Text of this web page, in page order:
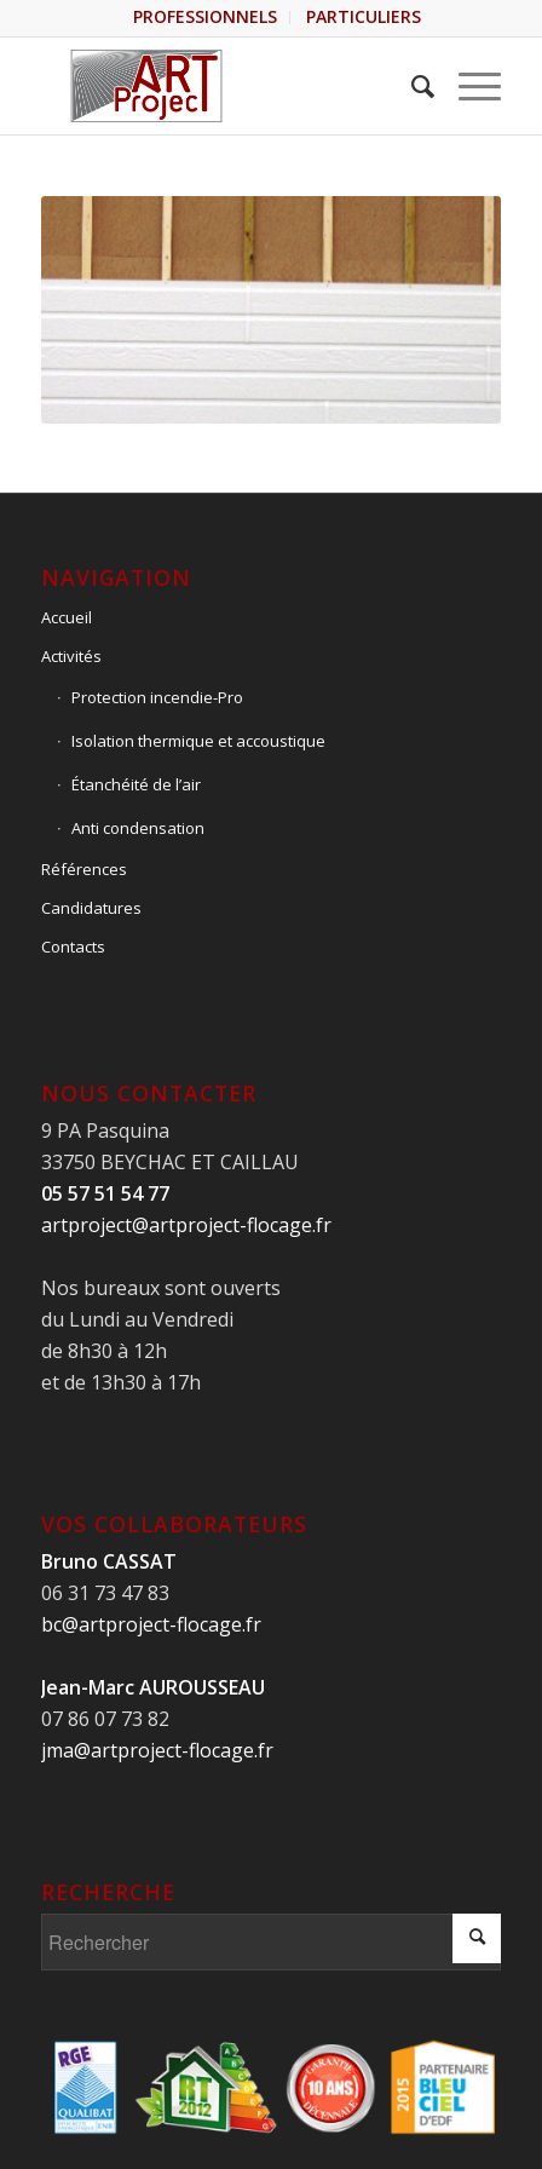
PROFESSIONNELS PARTICULIERS
NAVIGATION
Accueil
Activités
Protection incendie-Pro
Isolation thermique et accoustique
Étanchéité de l’air
Anti condensation
Références
Candidatures
Contacts
NOUS CONTACTER
9 PA Pasquina
33750 BEYCHAC ET CAILLAU
05 57 51 54 77
artproject@artproject-flocage.fr
Nos bureaux sont ouverts
du Lundi au Vendredi
de 8h30 à 12h
et de 13h30 à 17h
VOS COLLABORATEURS
Bruno CASSAT
06 31 73 47 83
bc@artproject-flocage.fr
Jean-Marc AUROUSSEAU
07 86 07 73 82
jma@artproject-flocage.fr
RECHERCHE